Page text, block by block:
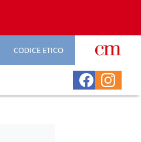
CODICE ETICO